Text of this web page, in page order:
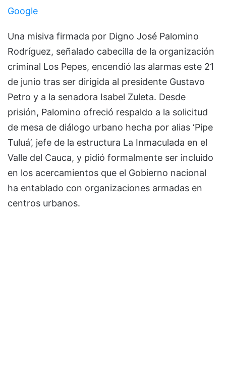
Google
Una misiva firmada por Digno José Palomino
Rodríguez, señalado cabecilla de la organización
criminal Los Pepes, encendió las alarmas este 21
de junio tras ser dirigida al presidente Gustavo
Petro y a la senadora Isabel Zuleta. Desde
prisión, Palomino ofreció respaldo a la solicitud
de mesa de diálogo urbano hecha por alias ‘Pipe
Tuluá’, jefe de la estructura La Inmaculada en el
Valle del Cauca, y pidió formalmente ser incluido
en los acercamientos que el Gobierno nacional
ha entablado con organizaciones armadas en
centros urbanos.